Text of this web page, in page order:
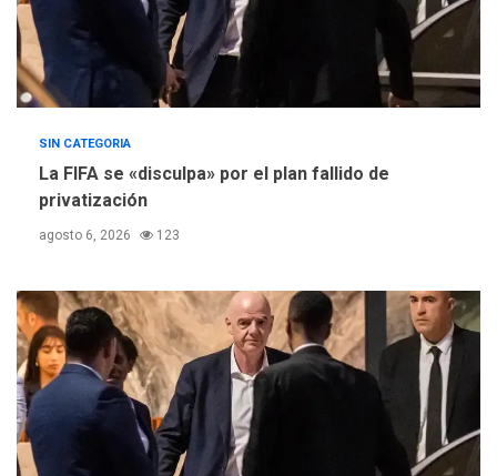
SIN CATEGORIA
La FIFA se «disculpa» por el plan fallido de
privatización
agosto 6, 2026 123